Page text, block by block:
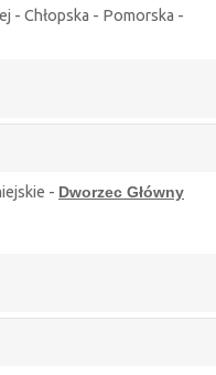
- Chłopska - Pomorska -
- Dworzec Główny